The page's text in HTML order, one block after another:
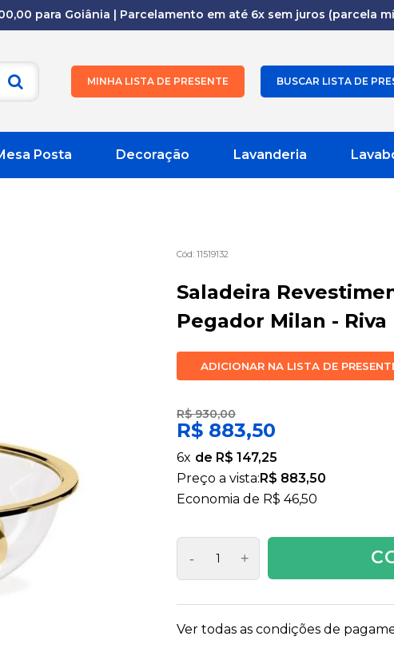
para Goiânia | Parcelamento em até 6x sem juros (parcela
MINHA LISTA DE PRESENTE BUSCAR LISTA DE
Posta Decoração Lavanderia
11519132
Saladeira
Pegador Milan - Riva
ADICIONAR NA LISTA DE
R$ 930,00
R$ 883,50
6x
R$ 147,25
Preço a vista:R$ 883,50
Economia de R$ 46,50
- +
Ver todas as condições de